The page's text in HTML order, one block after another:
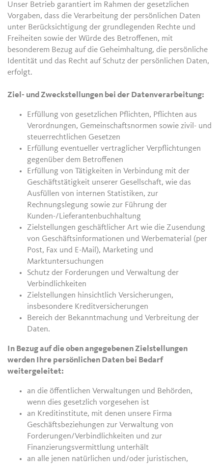
Unser Betrieb garantiert im Rahmen der gesetzlichen
Vorgaben, dass die Verarbeitung der persönlichen Daten
unter Berücksichtigung der grundlegenden Rechte und
Freiheiten sowie der Würde des Betroffenen, mit
besonderem Bezug auf die Geheimhaltung, die persönliche
Identität und das Recht auf Schutz der persönlichen Daten,
erfolgt.
Ziel- und Zweckstellungen bei der Datenverarbeitung:
Erfüllung von gesetzlichen Pflichten, Pflichten aus
Verordnungen, Gemeinschaftsnormen sowie zivil- und
steuerrechtlichen Gesetzen
Erfüllung eventueller vertraglicher Verpflichtungen
gegenüber dem Betroffenen
Erfüllung von Tätigkeiten in Verbindung mit der
Geschäftstätigkeit unserer Gesellschaft, wie das
Ausfüllen von internen Statistiken, zur
Rechnungslegung sowie zur Führung der
Kunden-/Lieferantenbuchhaltung
Zielstellungen geschäftlicher Art wie die Zusendung
von Geschäftsinformationen und Werbematerial (per
Post, Fax und E-Mail), Marketing und
Marktuntersuchungen
Schutz der Forderungen und Verwaltung der
Verbindlichkeiten
Zielstellungen hinsichtlich Versicherungen,
insbesondere Kreditversicherungen
Bereich der Bekanntmachung und Verbreitung der
Daten.
In Bezug auf die oben angegebenen Zielstellungen
werden Ihre persönlichen Daten bei Bedarf
weitergeleitet:
an die öffentlichen Verwaltungen und Behörden,
wenn dies gesetzlich vorgesehen ist
an Kreditinstitute, mit denen unsere Firma
Geschäftsbeziehungen zur Verwaltung von
Forderungen/Verbindlichkeiten und zur
Finanzierungsvermittlung unterhält
an alle jenen natürlichen und/oder juristischen,